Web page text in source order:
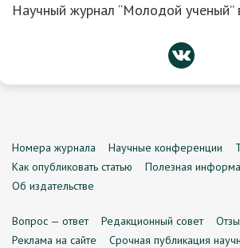
Научный журнал “Молодой ученый”
Номера журнала Научные конференции
Как опубликовать статью
Полезная
Об издательстве
Вопрос — ответ Редакционный совет
Реклама на сайте
Срочная публикация